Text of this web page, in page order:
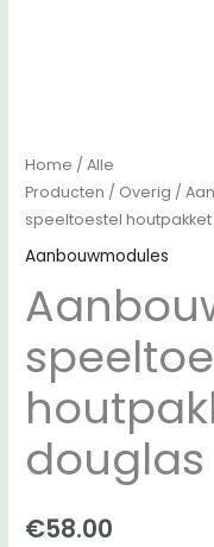
Home /Alle
Producten / Overig /
speeltoestel
Aanbouwmodules
douglas
€58.00